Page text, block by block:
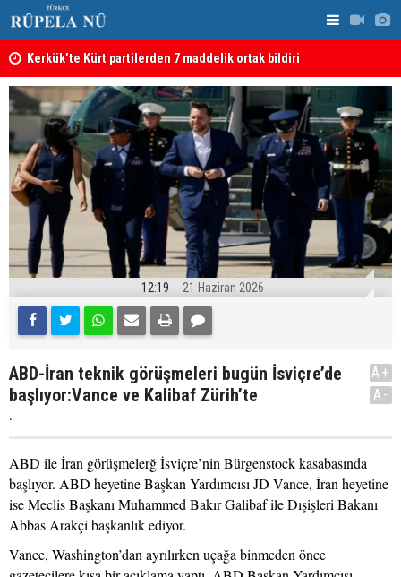
Kerkük’te Kürt partilerden 7 maddelik ortak bildiri
12:19 21 Haziran 2026
ABD-İran teknik görüşmeleri bugün İsviçre’de
başlıyor:Vance ve Kalibaf Zürih’te
.
A+
A-
ABD ile İran görüşmelerğ İsviçre’nin Bürgenstock kasabasında
başlıyor. ABD heyetine Başkan Yardımcısı JD Vance, İran heyetine
ise Meclis Başkanı Muhammed Bakır Galibaf ile Dışişleri Bakanı
Abbas Arakçi başkanlık ediyor.
Vance, Washington’dan ayrılırken uçağa binmeden önce